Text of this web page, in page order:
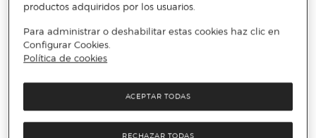
productos adquiridos por los usuarios.
Para administrar o deshabilitar estas cookies haz clic en
Configurar Cookies.
Política de cookies
RECHAZAR TODAS
ACEPTAR TODAS